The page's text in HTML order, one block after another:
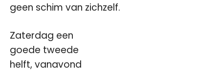
geen schim van zichzelf.
Zaterdag een
goede tweede
helft, vanavond